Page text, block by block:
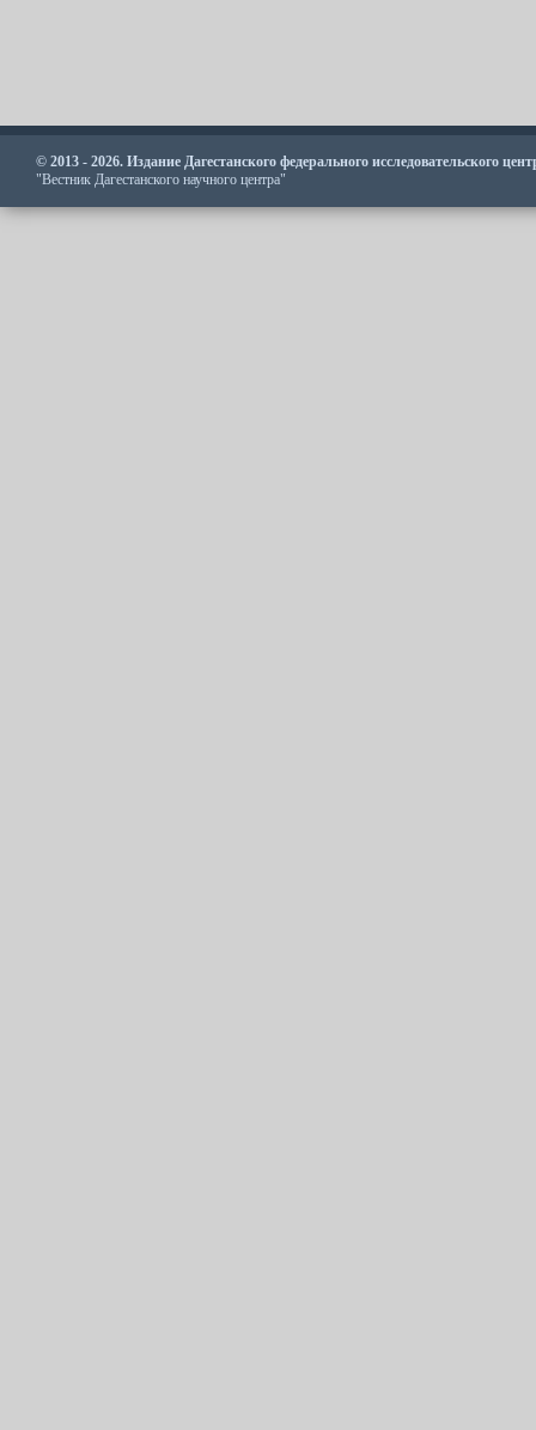
© 2013 - 2026. Издание Дагестанского федерального исследовательского
"Вестник Дагестанского научного центра"